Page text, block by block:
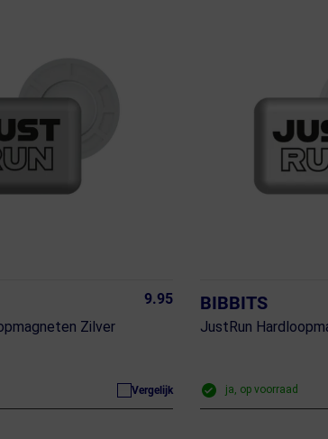
Zilver
9.95
Vergelijk
BIBBITS
JustRun
ja, op voorraad